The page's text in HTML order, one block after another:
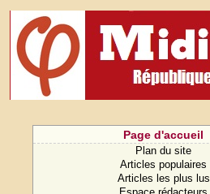
Page d'accueil
Plan du site
Articles populaires
Articles les plus lus